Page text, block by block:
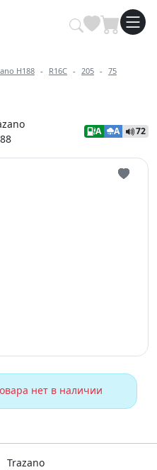
шины
H188 R16C 205 75
A A 72
нет в наличии
Trazano